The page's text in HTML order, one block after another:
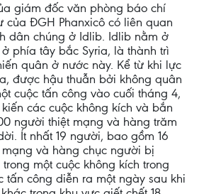
giám đốc văn phòng báo chí
của ĐGH Phanxicô có liên quan
dân chúng ở Idlib. Idlib nằm ở
phía tây bắc Syria, là thành trì
quân ở nước này. Kể từ khi lực
được hậu thuẫn bởi không quân
cuộc tấn công vào cuối tháng 4,
các cuộc không kích và bắn
người thiệt mạng và hàng trăm
Ít nhất 19 người, bao gồm 16
và hàng chục người bị
một cuộc không kích trong
tấn công diễn ra một ngày sau khi